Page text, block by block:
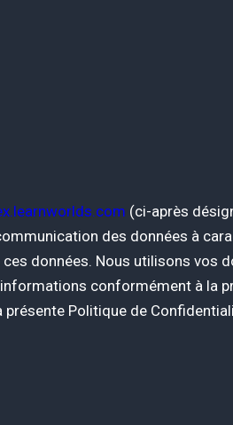
(ci-après
des données à
données. Nous utilisons vos
conformément à la
Politique de